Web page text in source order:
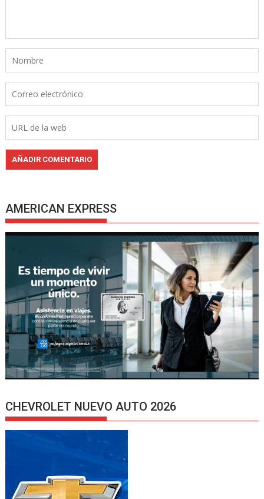
AMERICAN EXPRESS
CHEVROLET NUEVO AUTO 2026